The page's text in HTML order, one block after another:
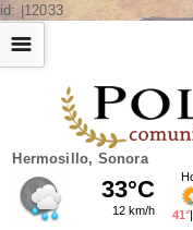
id: |12033
Hermosillo, Sonora
☰